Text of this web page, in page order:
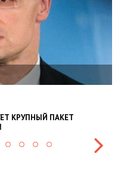
КРУПНЫЙ ПАКЕТ